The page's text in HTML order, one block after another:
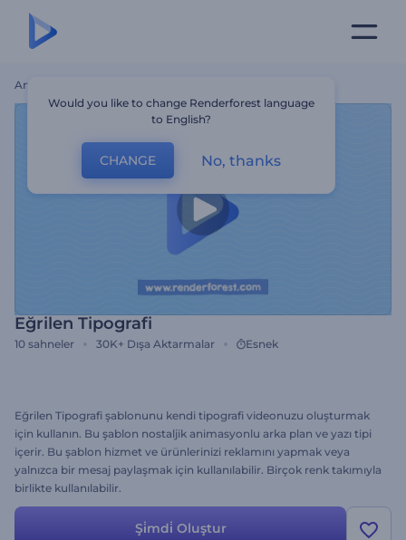
Ana Sayfa
Eğrilen Tipografi
10 sahneler 30K+ Dışa Aktarmalar Esnek
Eğrilen Tipografi şablonunu kendi tipografi videonuzu oluşturmak
için kullanın. Bu şablon nostaljik animasyonlu arka plan ve yazı tipi
içerir. Bu şablon hizmet ve ürünlerinizi reklamını yapmak veya
yalnızca bir mesaj paylaşmak için kullanılabilir. Birçok renk takımıyla
birlikte kullanılabilir.
Şi̇mdi̇ Oluştur
Would you like to change Renderforest language
to English?
CHANGE No, thanks